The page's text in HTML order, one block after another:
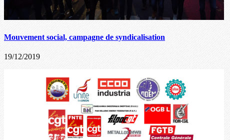
Mouvement social, campagne de syndicalisation
19/12/2019